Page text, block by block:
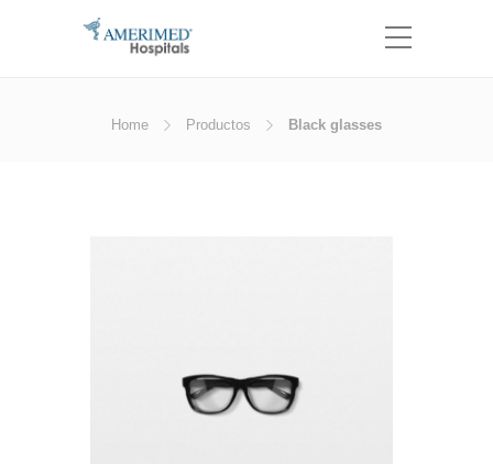
Home Productos Black glasses